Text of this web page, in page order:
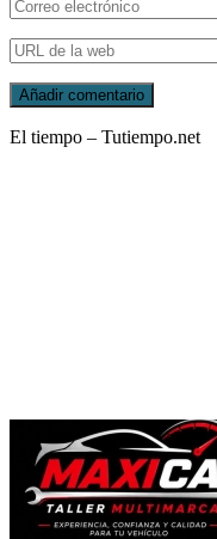
El tiempo – Tutiempo.net